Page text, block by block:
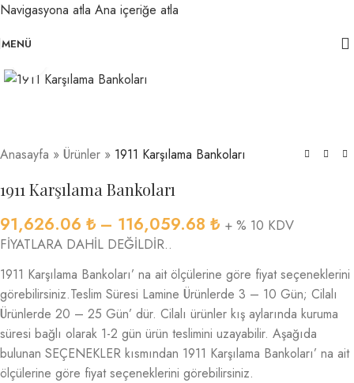
Navigasyona atla Ana içeriğe atla
MENÜ
Anasayfa » Ürünler » 1911 Karşılama Bankoları
1911 Karşılama Bankoları
91,626.06 ₺ – 116,059.68 ₺ + % 10 KDV
FİYATLARA DAHİL DEĞİLDİR..
1911 Karşılama Bankoları’ na ait ölçülerine göre fiyat seçeneklerini
görebilirsiniz.Teslim Süresi Lamine Ürünlerde 3 – 10 Gün; Cilalı
Ürünlerde 20 – 25 Gün’ dür. Cilalı ürünler kış aylarında kuruma
süresi bağlı olarak 1-2 gün ürün teslimini uzayabilir. Aşağıda
bulunan SEÇENEKLER kısmından 1911 Karşılama Bankoları’ na ait
ölçülerine göre fiyat seçeneklerini görebilirsiniz.